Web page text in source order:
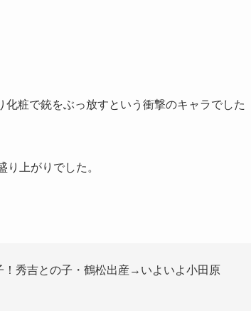
粧で銃をぶっ放すという衝撃のキャラでした
上がりでした。
秀吉との子・鶴松出産→いよいよ小田原